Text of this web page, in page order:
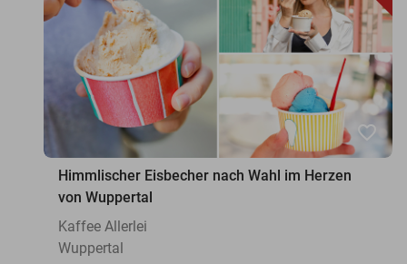
favorite_border
Himmlischer Eisbecher nach Wahl im Herzen
von Wuppertal
Kaffee Allerlei
Wuppertal